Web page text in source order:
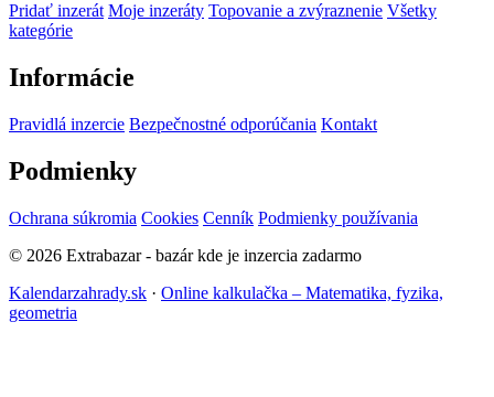
Pridať inzerát Moje inzeráty Topovanie a zvýraznenie Všetky
kategórie
Informácie
Pravidlá inzercie Bezpečnostné odporúčania Kontakt
Podmienky
Ochrana súkromia Cookies Cenník Podmienky používania
© 2026 Extrabazar - bazár kde je inzercia zadarmo
Kalendarzahrady.sk · Online kalkulačka – Matematika, fyzika,
geometria